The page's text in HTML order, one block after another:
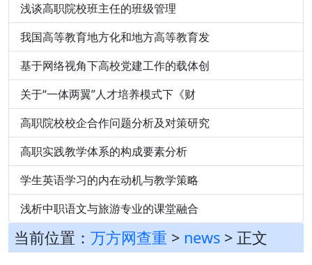
浅谈高职院校班主任的班级管理
我国高等教育地方化和地方高等教育发
基于网络视角下高校党建工作的载体创
关于“一体两翼”人才培养模式下《财
高职院校校企合作问题分析及对策研究
高职实践教学体系的构成要素分析
学生英语学习的内在动机与教学策略
浅析中职语文与旅游专业的课堂融合
当前位置： 万方网查重 > news > 正文